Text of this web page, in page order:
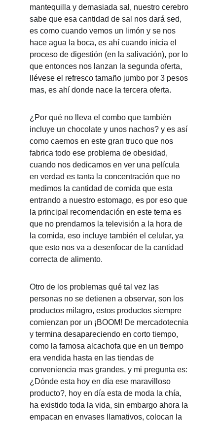
mantequilla y demasiada sal, nuestro cerebro
sabe que esa cantidad de sal nos dará sed,
es como cuando vemos un limón y se nos
hace agua la boca, es ahí cuando inicia el
proceso de digestión (en la salivación), por lo
que entonces nos lanzan la segunda oferta,
llévese el refresco tamaño jumbo por 3 pesos
mas, es ahí donde nace la tercera oferta.
¿Por qué no lleva el combo que también
incluye un chocolate y unos nachos? y es así
como caemos en este gran truco que nos
fabrica todo ese problema de obesidad,
cuando nos dedicamos en ver una película
en verdad es tanta la concentración que no
medimos la cantidad de comida que esta
entrando a nuestro estomago, es por eso que
la principal recomendación en este tema es
que no prendamos la televisión a la hora de
la comida, eso incluye también el celular, ya
que esto nos va a desenfocar de la cantidad
correcta de alimento.
Otro de los problemas qué tal vez las
personas no se detienen a observar, son los
productos milagro, estos productos siempre
comienzan por un ¡BOOM! De mercadotecnia
y termina desapareciendo en corto tiempo,
como la famosa alcachofa que en un tiempo
era vendida hasta en las tiendas de
conveniencia mas grandes, y mi pregunta es:
¿Dónde esta hoy en día ese maravilloso
producto?, hoy en día esta de moda la chía,
ha existido toda la vida, sin embargo ahora la
empacan en envases llamativos, colocan la